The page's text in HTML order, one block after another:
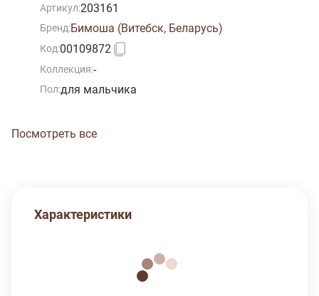
Артикул:203161
Бренд:Бимоша (Витебск, Беларусь)
Код:00109872
Коллекция:-
Пол:для мальчика
Посмотреть все
Характеристики